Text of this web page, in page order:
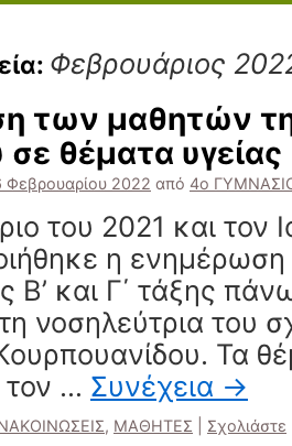
Φεβρουάριος
των μαθητών
σε θέματα υγείας
Φεβρουαρίου 2022 από 4ο
του 2021 και τον
η
Β’ και Γ΄ τάξης
νοσηλεύτρια του
Τα
… Συνέχεια →
, ΜΑΘΗΤΕΣ Σχολιάστε